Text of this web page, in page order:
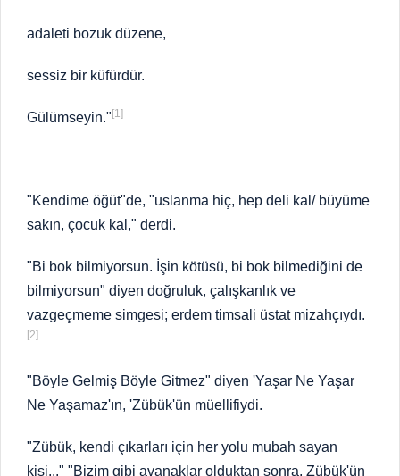
adaleti bozuk düzene,
sessiz bir küfürdür.
Gülümseyin." [1]
"Kendime öğüt"de, "uslanma hiç, hep deli kal/ büyüme
sakın, çocuk kal," derdi.
"Bi bok bilmiyorsun. İşin kötüsü, bi bok bilmediğini de
bilmiyorsun" diyen doğruluk, çalışkanlık ve
vazgeçmeme simgesi; erdem timsali üstat mizahçıydı.
[2]
"Böyle Gelmiş Böyle Gitmez" diyen 'Yaşar Ne Yaşar
Ne Yaşamaz'ın, 'Zübük'ün müellifiydi.
"Zübük, kendi çıkarları için her yolu mubah sayan
kişi..." "Bizim gibi avanaklar olduktan sonra, Zübük'ün